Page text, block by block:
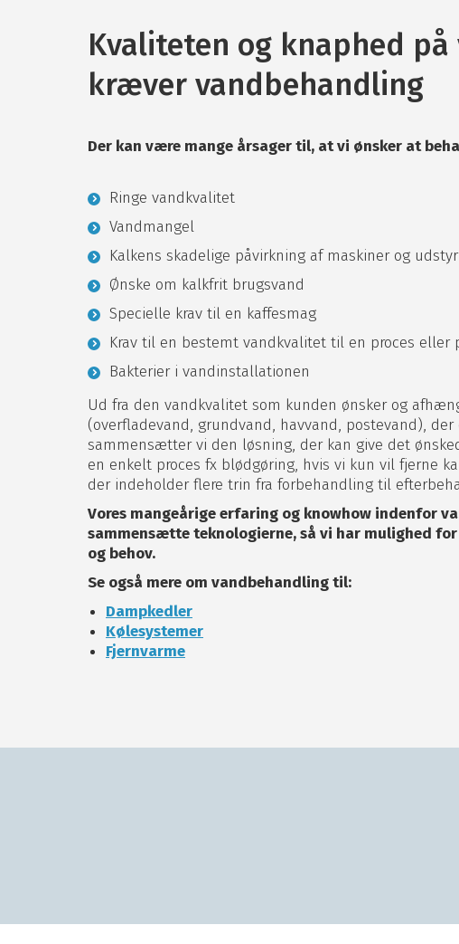
Kvaliteten og knaphed på
kræver vandbehandling
Der kan være mange årsager til, at vi ønsker at
Ringe vandkvalitet
Vandmangel
Kalkens skadelige påvirkning af maskiner og udstyr
Ønske om kalkfrit brugsvand
Specielle krav til en kaffesmag
Krav til en bestemt vandkvalitet til en proces eller
Bakterier i vandinstallationen
Ud fra den vandkvalitet som kunden ønsker og
(overfladevand, grundvand, havvand, postevand),
sammensætter vi den løsning, der kan give det
en enkelt proces fx blødgøring, hvis vi kun vil fjerne
der indeholder flere trin fra forbehandling til
Vores mangeårige erfaring og knowhow indenfor
sammensætte teknologierne, så vi har mulighed
og behov.
Se også mere om vandbehandling til:
Dampkedler
Kølesystemer
Fjernvarme